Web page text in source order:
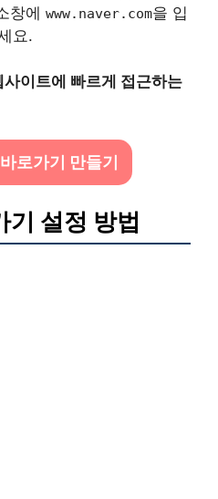
창에 www.naver.com을 입
요.
이트에 빠르게 접근하는
로가기 만들기
기 설정 방법